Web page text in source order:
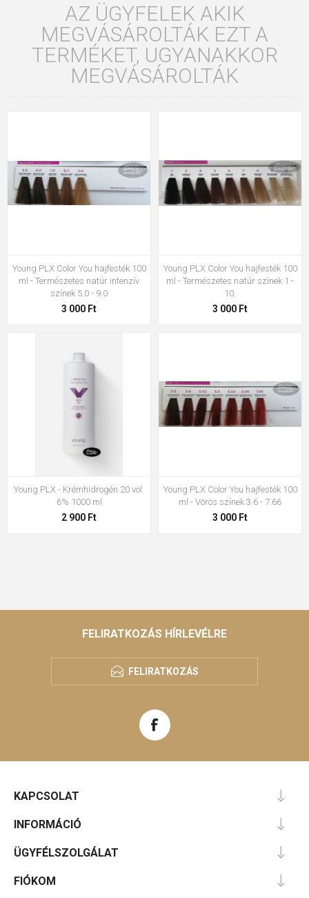
AZ ÜGYFELEK AKIK
MEGVÁSÁROLTÁK EZT A
TERMÉKET, UGYANAKKOR
MEGVÁSÁROLTÁK
Young PLX Color You hajfesték 100
ml - Természetes natúr intenzív
színek 5.0 - 9.0
3 000 Ft
Young PLX Color You hajfesték 100
ml - Természetes natúr színek 1 -
10.
3 000 Ft
Young PLX - Krémhidrogén 20 vol.
6% 1000 ml
2 900 Ft
Young PLX Color You hajfesték 100
ml - Vörös színek 3.6 - 7.66
3 000 Ft
FELIRATKOZÁS HÍRLEVÉLRE
FELIRATKOZÁS
KAPCSOLAT
INFORMÁCIÓ
ÜGYFÉLSZOLGÁLAT
FIÓKOM